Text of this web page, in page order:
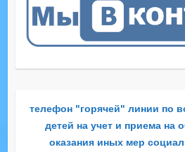
телефон "горячей" линии по
детей на учет и приема на
оказания иных мер